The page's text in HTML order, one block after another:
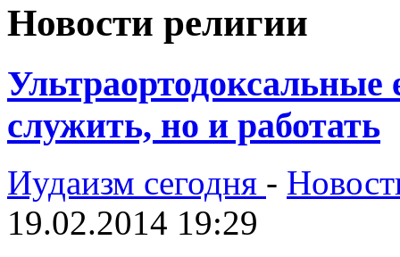
Новости религии
служить, но и работать
Иудаизм сегодня -
19.02.2014 19:29